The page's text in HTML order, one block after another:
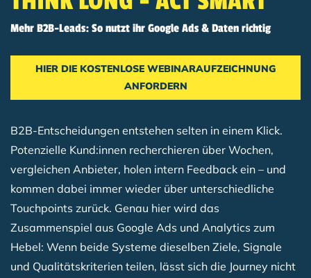
Mehr B2B-Leads: So nutzt ihr Google Ads & Daten richtig
HIER DIE KOSTENLOSE WEBINARAUFZEICHNUNG
ANFORDERN
B2B-Entscheidungen entstehen selten in einem Klick.
Potenzielle Kund:innen recherchieren über Wochen,
vergleichen Anbieter, holen intern Feedback ein – und
kommen dabei immer wieder über unterschiedliche
Touchpoints zurück. Genau hier wird das
Zusammenspiel aus Google Ads und Analytics zum
Hebel: Wenn beide Systeme dieselben Ziele, Signale
und Qualitätskriterien teilen, lässt sich die Journey nicht